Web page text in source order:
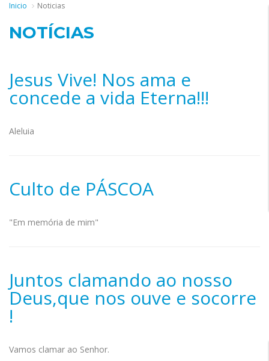
Inicio Noticias
NOTÍCIAS
Jesus Vive! Nos ama e
concede a vida Eterna!!!
Aleluia
Culto de PÁSCOA
"Em memória de mim"
Juntos clamando ao nosso
Deus,que nos ouve e socorre
!
Vamos clamar ao Senhor.